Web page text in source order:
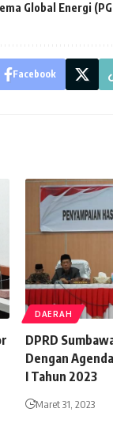
Global Energi
Facebook
DAERAH
DPRD
Dengan
I Tahun 2023
Maret 31, 2023